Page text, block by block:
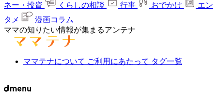
ネー・投資
くらしの相談 行事 おでかけ
エン
タメ
漫画コラム
ママの知りたい情報が集まるアンテナ
ママテナについて ご利用にあたって タグ一覧